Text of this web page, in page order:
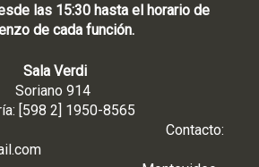
las 15:30 hasta el horario de
de cada función.
Sala Verdi
Soriano 914
[598 2] 1950-8565